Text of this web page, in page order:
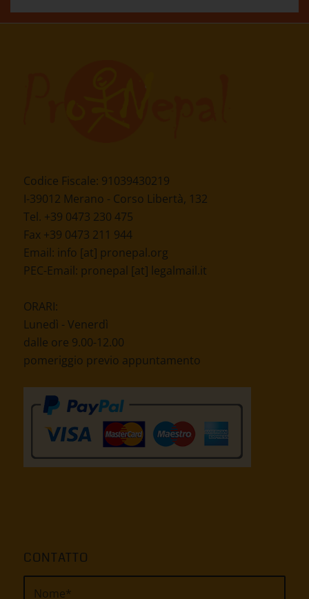
Codice Fiscale: 91039430219
I-39012 Merano - Corso Libertà, 132
Tel. +39 0473 230 475
Fax +39 0473 211 944
Email: info [at] pronepal.org
PEC-Email: pronepal [at] legalmail.it
ORARI:
Lunedì - Venerdì
dalle ore 9.00-12.00
pomeriggio previo appuntamento
CONTATTO